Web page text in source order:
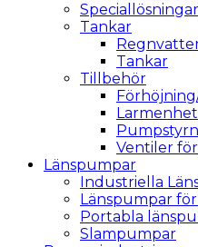
Speciallösningar
Tankar
Tankar
Tillbehör
Ventiler
Länspumpar
Industriella
Länspumpar
Portabla
Slampumpar